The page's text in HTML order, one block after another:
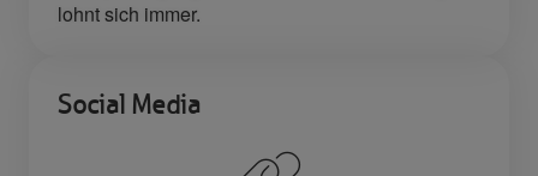
lohnt sich immer.
Social Media